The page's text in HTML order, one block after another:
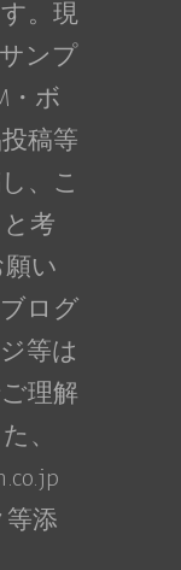
。現
ンプ
・ボ
稿等
、こ
考
い
ログ
等は
理解
、
添